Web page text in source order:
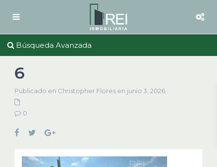
Búsqueda Avanzada
6
Publicado en Christopher Flores en junio 3, 2026
0